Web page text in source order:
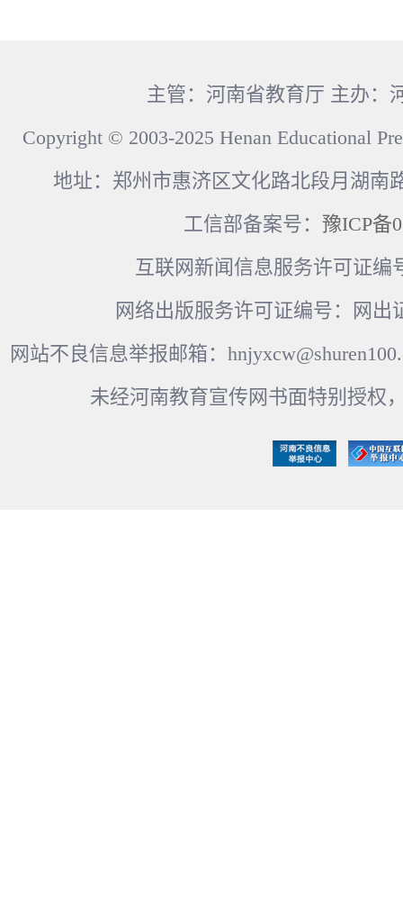
主管：河南省教育厅 主办：
Copyright © 2003-2025 Henan Educational
地址：郑州市惠济区文化路北段月湖南
工信部备案号： 豫ICP备
互联网新闻信息服务许可证编
网络出版服务许可证编号：网出
网站不良信息举报邮箱：
未经河南教育宣传网书面特别授权